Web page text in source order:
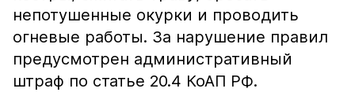
непотушенные окурки и проводить
огневые работы. За нарушение правил
предусмотрен административный
штраф по статье 20.4 КоАП РФ.